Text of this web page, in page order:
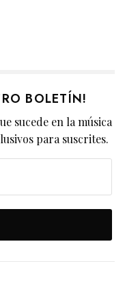
BOLETÍN!
sucede en la música
para suscrites.